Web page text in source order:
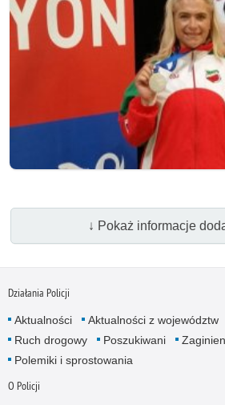
↓ Pokaż informacje
Działania Policji
Aktualności Aktualności z województw
Ruch drogowy
Poszukiwani
Polemiki i sprostowania
O Policji